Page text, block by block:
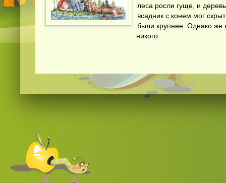
леса росли гуще, и
всадник с конем мог
были крупнее. Однако же
никого.